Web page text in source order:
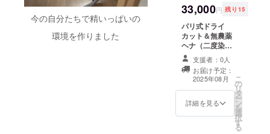
今の自分たちで精いっぱいの
環境を作りました
制のsalonのた
め、ヘナのパッ
チテストのご案
内するため、予
約を取るための
連絡の取れる連
絡先、氏名が必
要となっており
ます。 ※パッチ
送料は自己負担
となっておりま
ております。 髪
だけではなく、
全身キレイに整
えたい。ゆっく
り自分だけの時
間を過ごしたい
おすすめです。
（顔～肩、腰回
り、脚から足の
態、希望のスタ
イルにより終わ
33,000円 残り15
パリ式ドライ
カット＆無農薬
ヘナ（二度染
め） 約６.５時間
～（新規３８,５
００円、再来３
３,０００円） パ
リ式ドライカッ
ト、無農薬ヘナ
支援者：0人
お届け予定：
2025年08月
詳細を見る
こ
の
リ
タ
ー
ン
を
選
択
す
る